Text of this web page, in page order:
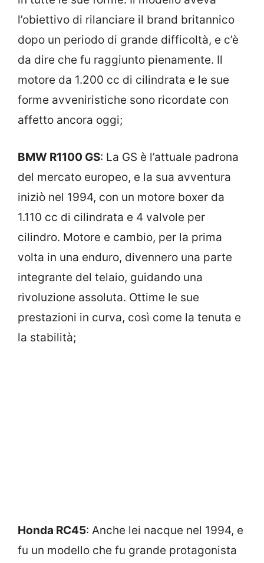
l’obiettivo di rilanciare il brand britannico
dopo un periodo di grande difficoltà, e c’è
da dire che fu raggiunto pienamente. Il
motore da 1.200 cc di cilindrata e le sue
forme avveniristiche sono ricordate con
affetto ancora oggi;
BMW R1100 GS: La GS è l’attuale padrona
del mercato europeo, e la sua avventura
iniziò nel 1994, con un motore boxer da
1.110 cc di cilindrata e 4 valvole per
cilindro. Motore e cambio, per la prima
volta in una enduro, divennero una parte
integrante del telaio, guidando una
rivoluzione assoluta. Ottime le sue
prestazioni in curva, così come la tenuta e
la stabilità;
Honda RC45: Anche lei nacque nel 1994, e
fu un modello che fu grande protagonista